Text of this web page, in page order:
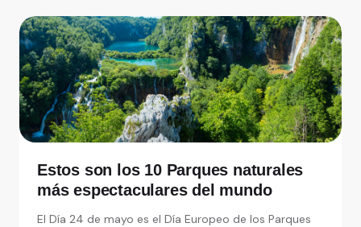
Estos son los 10 Parques naturales
más espectaculares del mundo
El Día 24 de mayo es el Día Europeo de los Parques